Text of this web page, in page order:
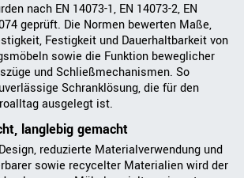
nach EN 14073-1, EN 14073-2, EN
geprüft. Die Normen bewerten Maße,
Festigkeit und Dauerhaltbarkeit von
sowie die Funktion beweglicher
und Schließmechanismen. So
Schranklösung, die für den
ausgelegt ist.
langlebig gemacht
reduzierte Materialverwendung und
sowie recycelter Materialien wird der